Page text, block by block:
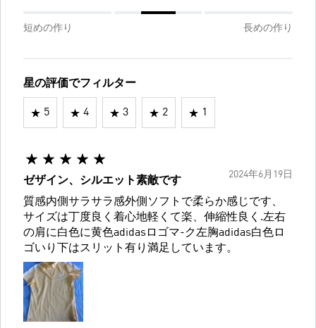
短めの作り 長めの作り
星の評価でフィルター
5 4 3 2 1
2024年6月19日
ゼザイン、シルエット素敵です
質感内側サラサラ感外側ソフトで柔らか感じです、
サイズは丁度良く着心地軽くて楽、伸縮性良く.左右
の肩に白色に黄色adidasロゴマ-ク左胸adidas白色ロ
ゴいり下はスリット有り満足しています。